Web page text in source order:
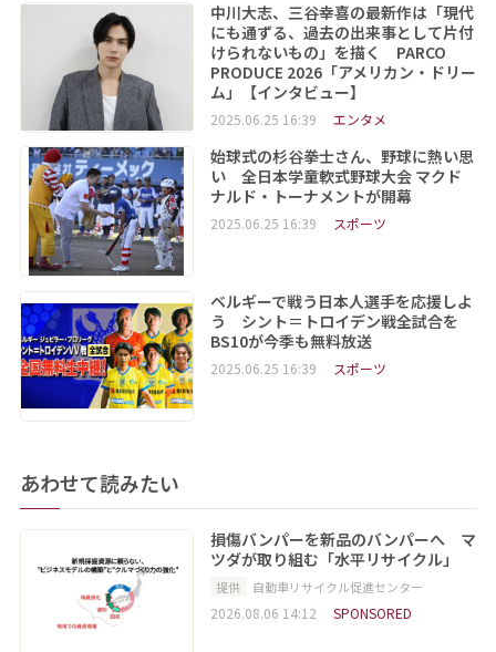
中川大志、三谷幸喜の最新作は「現代
にも通ずる、過去の出来事として片付
けられないもの」を描く PARCO
PRODUCE 2026「アメリカン・ドリー
ム」【インタビュー】
2025.06.25 16:39 エンタメ
始球式の杉谷拳士さん、野球に熱い思
い 全日本学童軟式野球大会 マクド
ナルド・トーナメントが開幕
2025.06.25 16:39 スポーツ
ベルギーで戦う日本人選手を応援しよ
う シント＝トロイデン戦全試合を
BS10が今季も無料放送
2025.06.25 16:39 スポーツ
あわせて読みたい
損傷バンパーを新品のバンパーへ マ
ツダが取り組む「水平リサイクル」
提供 自動車リサイクル促進センター
2026.08.06 14:12 SPONSORED